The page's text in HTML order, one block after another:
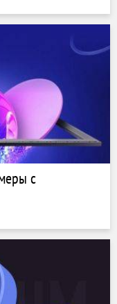
с